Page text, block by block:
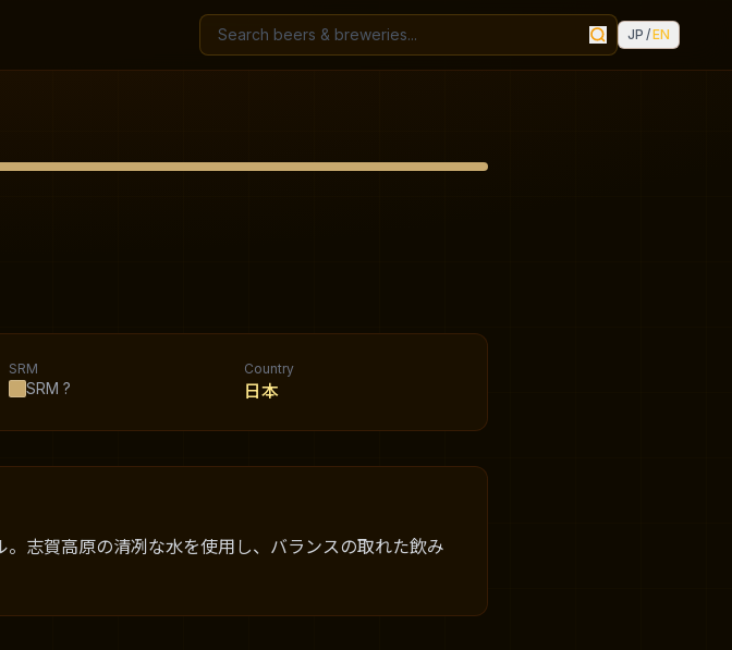
JP /EN
SRM
SRM ?
Country
日本
志賀高原の清冽な水を使用し、バランスの取れた飲み